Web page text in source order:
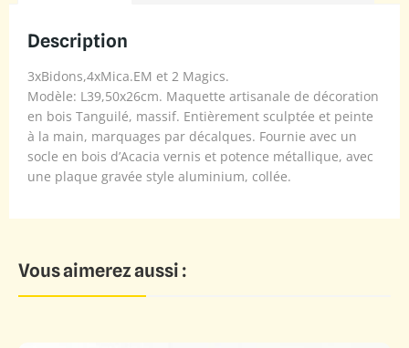
Description
3xBidons,4xMica.EM et 2 Magics.
Modèle: L39,50x26cm. Maquette artisanale de décoration
en bois Tanguilé, massif. Entièrement sculptée et peinte
à la main, marquages par décalques. Fournie avec un
socle en bois d’Acacia vernis et potence métallique, avec
une plaque gravée style aluminium, collée.
Vous aimerez aussi :